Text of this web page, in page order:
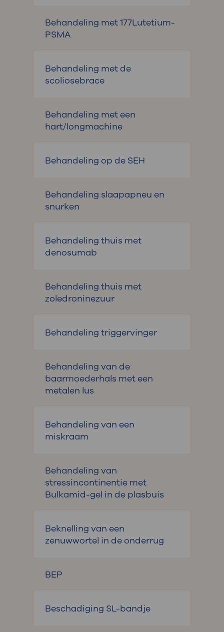
Behandeling met 177Lutetium-
PSMA
Behandeling met de
scoliosebrace
Behandeling met een
hart/longmachine
Behandeling op de SEH
Behandeling slaapapneu en
snurken
Behandeling thuis met
denosumab
Behandeling thuis met
zoledroninezuur
Behandeling triggervinger
Behandeling van de
baarmoederhals met een
metalen lus
Behandeling van een
miskraam
Behandeling van
stressincontinentie met
Bulkamid-gel in de plasbuis
Beknelling van een
zenuwwortel in de onderrug
BEP
Beschadiging SL-bandje